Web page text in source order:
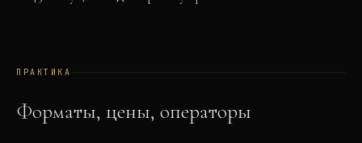
ПРАКТИКА
Форматы, цены, операторы